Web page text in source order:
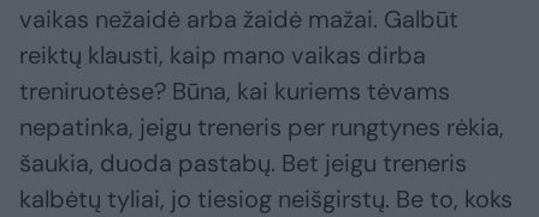
vaikas nežaidė arba žaidė mažai. Galbūt
reiktų klausti, kaip mano vaikas dirba
treniruotėse? Būna, kai kuriems tėvams
nepatinka, jeigu treneris per rungtynes rėkia,
šaukia, duoda pastabų. Bet jeigu treneris
kalbėtų tyliai, jo tiesiog neišgirstų. Be to, koks